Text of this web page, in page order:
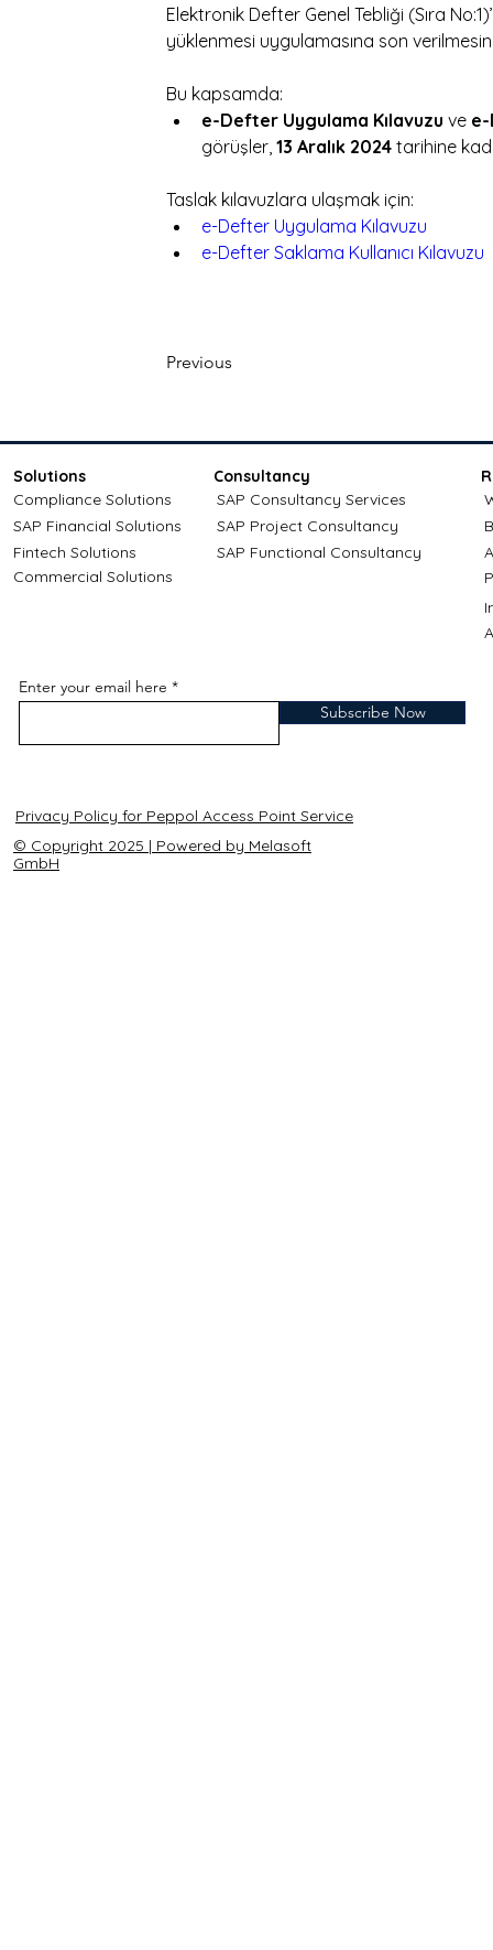
Elektronik Defter Genel Tebliği (Sıra
yüklenmesi uygulamasına son
Bu kapsamda:
e-Defter Uygulama Kılavuzu ve e-
görüşler, 13 Aralık 2024 tarihine
Taslak kılavuzlara ulaşmak için:
e-Defter Uygulama Kılavuzu
e-Defter Saklama Kullanıcı Kılavuzu
Previous
Solutions
Compliance Solutions
SAP Financial Solutions
Fintech Solutions
Consultancy
SAP Consultancy Services
SAP Project Consultancy
SAP Functional Consultancy
Commercial Solutions
Enter your email here
Subscribe Now
Privacy Policy for Peppol Access Point Service
© Copyright 2025 | Powered by Melasoft
GmbH